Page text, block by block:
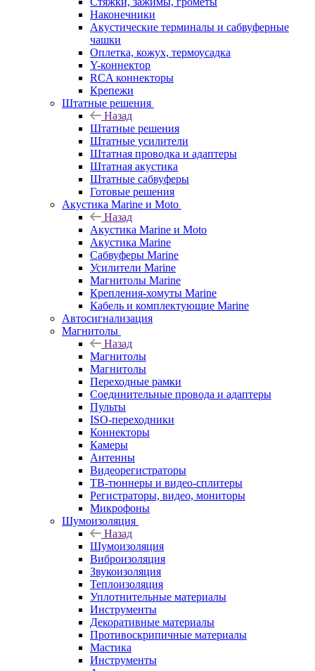
Наконечники
Акустические терминалы и сабвуферные
чашки
Оплетка, кожух, термоусадка
Y-коннектор
RCA коннекторы
Крепежи
Штатные решения
Назад
Штатные решения
Штатные усилители
Штатная проводка и адаптеры
Штатная акустика
Штатные сабвуферы
Готовые решения
Акустика Marine и Moto
Назад
Акустика Marine и Moto
Акустика Marine
Сабвуферы Marine
Усилители Marine
Магнитолы Marine
Крепления-хомуты Marine
Кабель и комплектующие Marine
Автосигнализация
Магнитолы
Назад
Магнитолы
Магнитолы
Переходные рамки
Соединительные провода и адаптеры
Пульты
ISO-переходники
Коннекторы
Камеры
Антенны
Видеорегистраторы
ТВ-тюннеры и видео-сплитеры
Регистраторы, видео, мониторы
Микрофоны
Шумоизоляция
Назад
Шумоизоляция
Виброизоляция
Звукоизоляция
Теплоизоляция
Уплотнительные материалы
Инструменты
Декоративные материалы
Противоскрипичные материалы
Мастика
Инструменты